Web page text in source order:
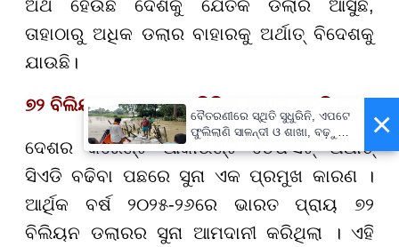
ଅର୍ଥ ହେଉଛି ଦେଶକୁ ଯେତିକି ଡଲାର ଆସୁଛି,
ତାହାଠାରୁ ଅଧିକ ଡଲାର ବାହାରକୁ ଅର୍ଥାତ୍ ବିଦେଶକୁ
ଯାଉଛି।
୭୨ ବିଲିୟନ ଡଲାର: ସୁନା କିଣିବା ଦ୍ୱାରା ବଢୁଛି ଚାପ
ଦେଶର କରେଣ୍ଟ ଆକାଉଣ୍ଟ ଡେଫିସିଟ୍ ଅର୍ଥାତ୍
ସିଏଡି ବଢିବା ପଛରେ ସୁନା ଏକ ପ୍ରମୁଖ କାରଣ ।
ଆର୍ଥିକ ବର୍ଷ ୨୦୨୫-୨୬ରେ ଭାରତ ପ୍ରାୟ ୭୨
ବିଲିୟନ ଡଲାରର ସୁନା ଆମଦାନୀ କରିଥିଲା । ଏହି
×
ବୈତରଣୀରେ ସ୍ଥିତି ସୁଧୁରିନି, ଏପଟେ
ଫୁଲିଲାଣି ସାଳନ୍ଦୀ ଓ ଶାଖା, ବଢ଼ୁଛି